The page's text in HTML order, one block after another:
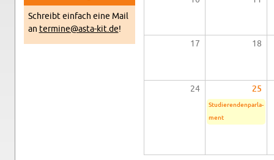
Schreibt ein­fach eine Mail
an termine@​asta-​kit.​de!
17 18
24 25
Studieren­den­par­la­
ment